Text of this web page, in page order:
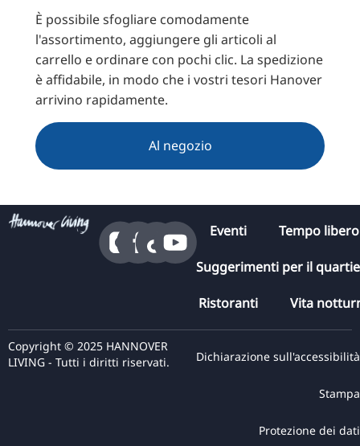
È possibile sfogliare comodamente
l'assortimento, aggiungere gli articoli al
carrello e ordinare con pochi clic. La spedizione
è affidabile, in modo che i vostri tesori Hanover
arrivino rapidamente.
Al negozio
Eventi Tempo libero
Suggerimenti per il
Ristoranti Vita
Copyright © 2025 HANNOVER
LIVING - Tutti i diritti riservati.
Dichiarazione sull'accessibilità
Stampa
Protezione dei dati